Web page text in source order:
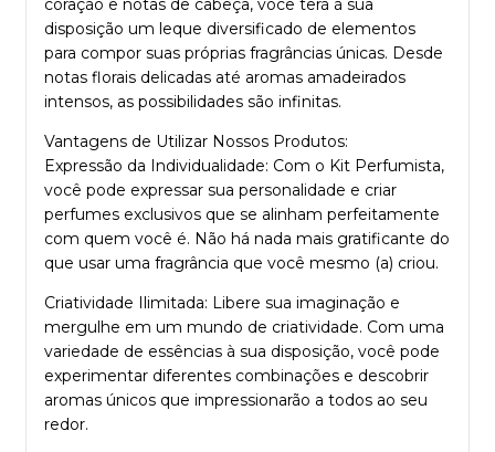
disposição um leque diversificado de elementos
para compor suas próprias fragrâncias únicas. Desde
notas florais delicadas até aromas amadeirados
intensos, as possibilidades são infinitas.
Vantagens de Utilizar Nossos Produtos:
Expressão da Individualidade: Com o Kit Perfumista,
você pode expressar sua personalidade e criar
perfumes exclusivos que se alinham perfeitamente
com quem você é. Não há nada mais gratificante do
que usar uma fragrância que você mesmo (a) criou.
Criatividade Ilimitada: Libere sua imaginação e
mergulhe em um mundo de criatividade. Com uma
variedade de essências à sua disposição, você pode
experimentar diferentes combinações e descobrir
aromas únicos que impressionarão a todos ao seu
redor.